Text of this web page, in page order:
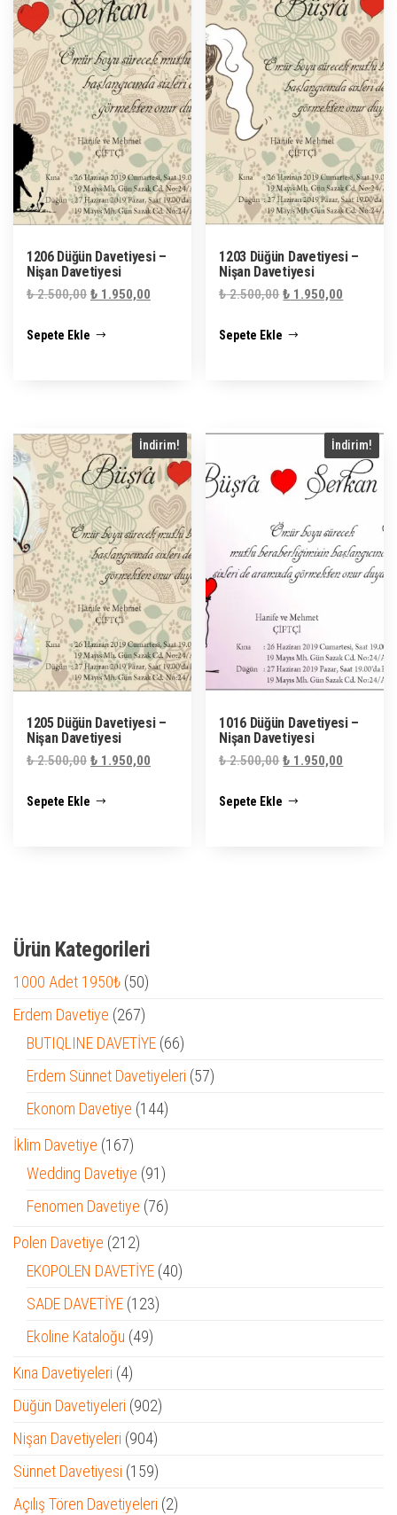
1206 Düğün Davetiyesi –
Nişan Davetiyesi
₺2.500,00 Orijinal
₺ 2.500,00.
₺ 1.950,00
Sepete Ekle
1203 Düğün Davetiyesi –
Nişan Davetiyesi
₺2.500,00 Orijinal
₺ 2.500,00.
₺ 1.950,00
Sepete Ekle
İndirim!
1205 Düğün Davetiyesi –
Nişan Davetiyesi
₺2.500,00 Orijinal
₺ 2.500,00.
₺ 1.950,00
Sepete Ekle
İndirim!
1016 Düğün Davetiyesi –
Nişan Davetiyesi
₺2.500,00 Orijinal
₺ 2.500,00.
₺ 1.950,00
Sepete Ekle
Ürün Kategorileri
1000 Adet 1950₺ 5050
ürün
Erdem Davetiye 267267
ürün
BUTIQLINE DAVETİYE 6666
ürün
Erdem Sünnet Davetiyeleri 5757
Ekonom Davetiye 144144
İklim Davetiye 167167
ürün
Wedding Davetiye 9191
ürün
Fenomen Davetiye 7676
Polen Davetiye 212212
ürün
EKOPOLEN DAVETİYE 4040
SADE DAVETİYE 123123
Ekoline Kataloğu 4949
Kına Davetiyeleri 44
ürün
Düğün Davetiyeleri 902902
Nişan Davetiyeleri 904904
ürün
Sünnet Davetiyesi 159159
ürün
Açılış Tören Davetiyeleri 22